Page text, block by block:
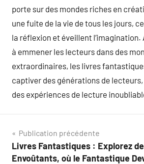
porte sur des mondes riches en
une fuite de la vie de tous les jours,
la réflexion et éveillent l’imagination.
à emmener les lecteurs dans des
extraordinaires, les livres
captiver des générations de
des expériences de lecture
Navigation
de
Publication précédente
Livres Fantastiques : Explorez
Envoûtants, où le Fantastique